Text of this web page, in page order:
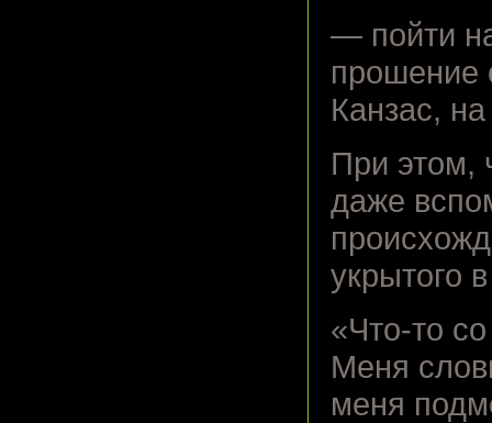
— пойти
прошение
Канзас,
При этом,
даже
укрытого
«Что-то
Меня
меня